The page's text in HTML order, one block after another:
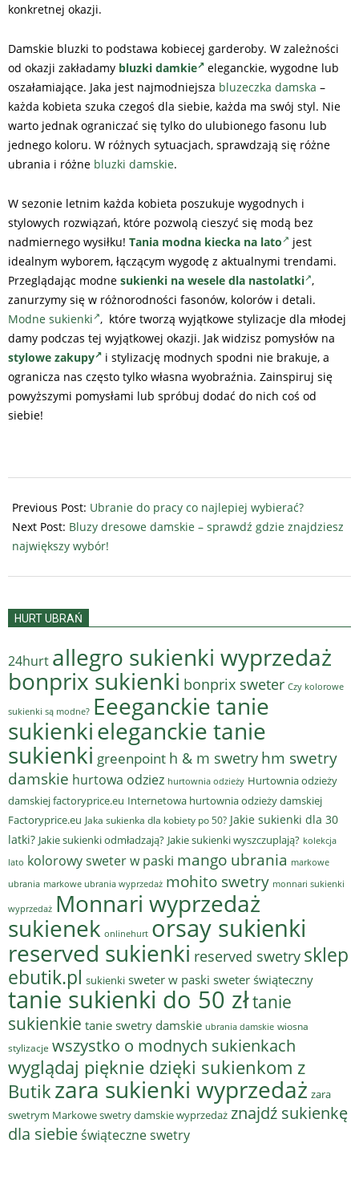
konkretnej okazji.
Damskie bluzki to podstawa kobiecej garderoby. W zależności
od okazji zakładamy bluzki damkie
eleganckie, wygodne lub
oszałamiające. Jaka jest najmodniejsza bluzeczka damska –
każda kobieta szuka czegoś dla siebie, każda ma swój styl. Nie
warto jednak ograniczać się tylko do ulubionego fasonu lub
jednego koloru. W różnych sytuacjach, sprawdzają się różne
ubrania i różne bluzki damskie.
W sezonie letnim każda kobieta poszukuje wygodnych i
stylowych rozwiązań, które pozwolą cieszyć się modą bez
nadmiernego wysiłku! Tania modna kiecka na lato
jest
idealnym wyborem, łączącym wygodę z aktualnymi trendami.
Przeglądając modne sukienki na wesele dla nastolatki ,
zanurzymy się w różnorodności fasonów, kolorów i detali.
Modne sukienki , które tworzą wyjątkowe stylizacje dla młodej
damy podczas tej wyjątkowej okazji. Jak widzisz pomysłów na
stylowe zakupy
i stylizację modnych spodni nie brakuje, a
ogranicza nas często tylko własna wyobraźnia. Zainspiruj się
powyższymi pomysłami lub spróbuj dodać do nich coś od
siebie!
10-
16
Previous Post: Ubranie do pracy co najlepiej wybierać?
Next Post: Bluzy dresowe damskie – sprawdź gdzie znajdziesz
największy wybór!
HURT UBRAŃ
24hurt allegro sukienki wyprzedaż
bonprix sukienki bonprix sweter Czy kolorowe
sukienki są modne? Eeeganckie tanie
sukienkieleganckie tanie
sukienki greenpoint h & m swetry hm swetry
damskie hurtowa odziez hurtownia odzieży Hurtownia odzieży
damskiej factoryprice.eu Internetowa hurtownia odzieży damskiej
Factoryprice.eu Jaka sukienka dla kobiety po 50? Jakie sukienki dla 30
latki? Jakie sukienki odmładzają? Jakie sukienki wyszczuplają? kolekcja
lato kolorowy sweter w paski mango ubrania markowe
ubrania markowe ubrania wyprzedaż mohito swetry monnari sukienki
wyprzedaż Monnari wyprzedaż
sukienek onlinehurt orsay sukienki
reserved sukienki reserved swetry sklep
ebutik.pl sukienki sweter w paski sweter świąteczny
tanie sukienki do 50 złtanie
sukienkie tanie swetry damskie ubrania damskie wiosna
stylizacje wszystko o modnych sukienkach
wyglądaj pięknie dzięki sukienkom z
Butik zara sukienki wyprzedaż zara
swetrym Markowe swetry damskie wyprzedaż znajdź sukienkę
dla siebieświąteczne swetry